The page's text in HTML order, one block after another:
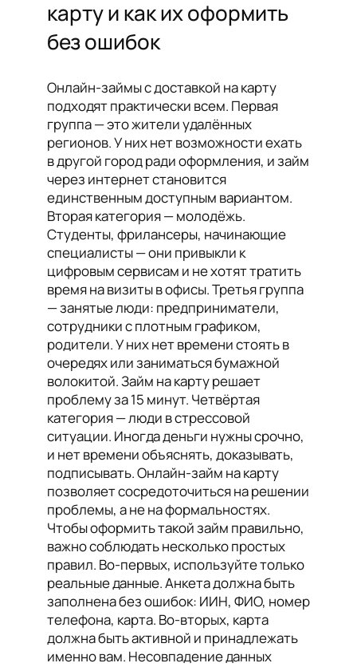
карту и как их оформить
без ошибок
Онлайн-займы с доставкой на карту
подходят практически всем. Первая
группа — это жители удалённых
регионов. У них нет возможности ехать
в другой город ради оформления, и займ
через интернет становится
единственным доступным вариантом.
Вторая категория — молодёжь.
Студенты, фрилансеры, начинающие
специалисты — они привыкли к
цифровым сервисам и не хотят тратить
время на визиты в офисы. Третья группа
— занятые люди: предприниматели,
сотрудники с плотным графиком,
родители. У них нет времени стоять в
очередях или заниматься бумажной
волокитой. Займ на карту решает
проблему за 15 минут. Четвёртая
категория — люди в стрессовой
ситуации. Иногда деньги нужны срочно,
и нет времени объяснять, доказывать,
подписывать. Онлайн-займ на карту
позволяет сосредоточиться на решении
проблемы, а не на формальностях.
Чтобы оформить такой займ правильно,
важно соблюдать несколько простых
правил. Во-первых, используйте только
реальные данные. Анкета должна быть
заполнена без ошибок: ИИН, ФИО, номер
телефона, карта. Во-вторых, карта
должна быть активной и принадлежать
именно вам. Несовпадение данных